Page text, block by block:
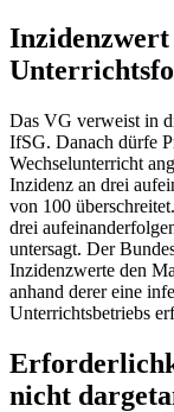
Das VG verweist in
IfSG. Danach dürfe
Wechselunterricht
Inzidenz an drei
von 100
drei
untersagt. Der
Inzidenzwerte den
anhand derer eine
Unterrichtsbetriebs
nicht